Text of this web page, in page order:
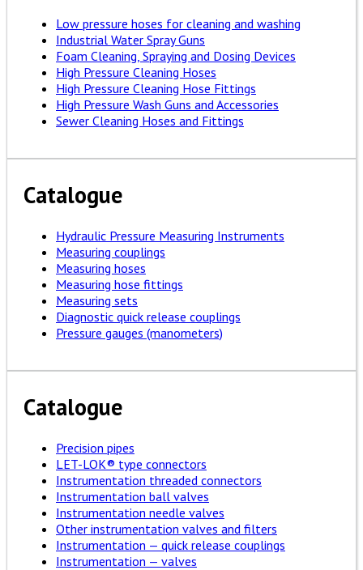
Low pressure hoses for cleaning and washing
Industrial Water Spray Guns
Foam Cleaning, Spraying and Dosing Devices
High Pressure Cleaning Hoses
High Pressure Cleaning Hose Fittings
High Pressure Wash Guns and Accessories
Sewer Cleaning Hoses and Fittings
Catalogue
Hydraulic Pressure Measuring Instruments
Measuring couplings
Measuring hoses
Measuring hose fittings
Measuring sets
Diagnostic quick release couplings
Pressure gauges (manometers)
Catalogue
Precision pipes
LET-LOK® type connectors
Instrumentation threaded connectors
Instrumentation ball valves
Instrumentation needle valves
Other instrumentation valves and filters
Instrumentation — quick release couplings
Instrumentation — valves